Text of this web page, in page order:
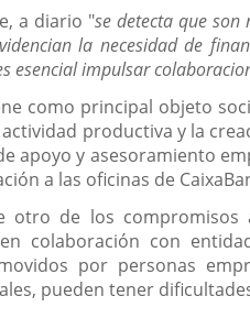
a diario "se detecta que
la necesidad de
esencial impulsar
como principal objeto
productiva y la
apoyo y asesoramiento
a las oficinas de
otro de los
colaboración con
por personas
pueden tener